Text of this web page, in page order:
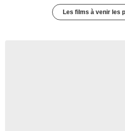
Les films à venir les